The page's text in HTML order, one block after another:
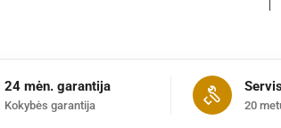
24 mėn. garantija
Kokybės garantija 20